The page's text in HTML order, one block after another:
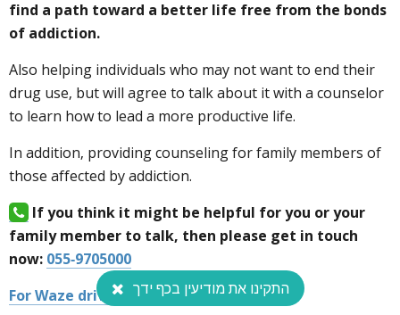
find a path toward a better life free from the bonds
of addiction.
Also helping individuals who may not want to end their
drug use, but will agree to talk about it with a counselor
to learn how to lead a more productive life.
In addition, providing counseling for family members of
those affected by addiction.
If you think it might be helpful for you or your
family member to talk, then please get in touch
now: 055-9705000
For Waze driving directions click here
התקינו את מודיעין בכף ידך